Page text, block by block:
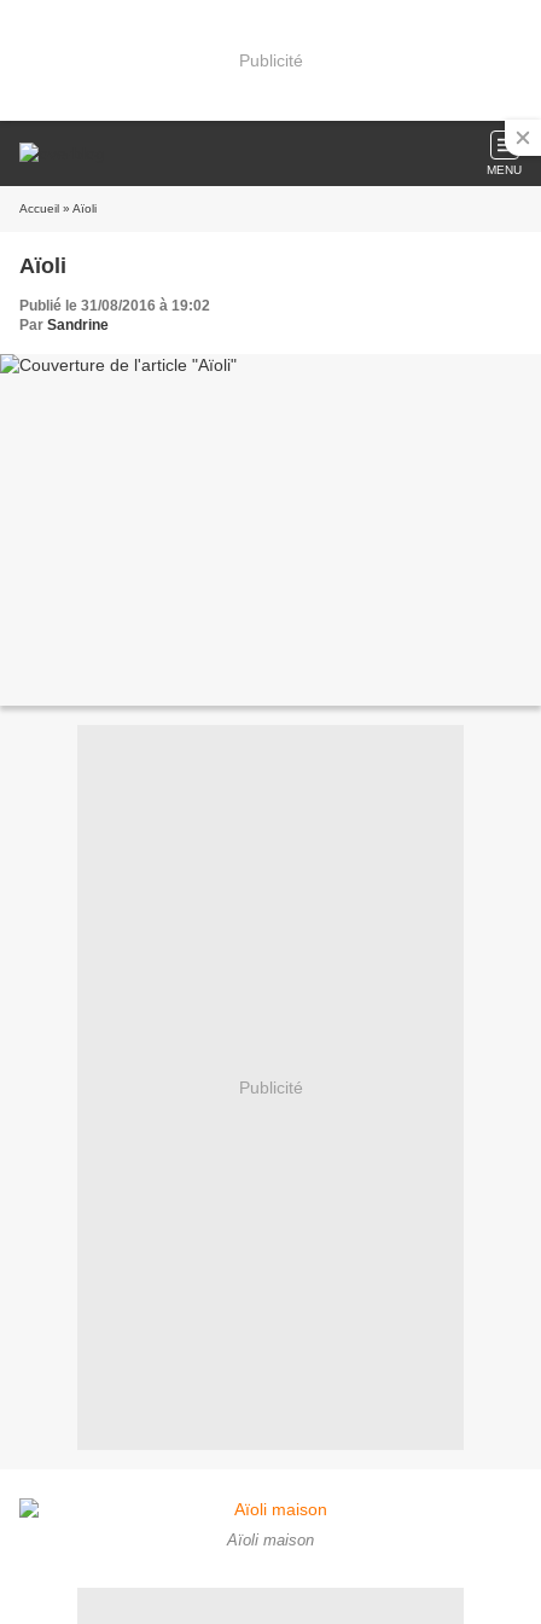
Publicité
MENU
Accueil » Aïoli
Aïoli
Publié le 31/08/2016 à 19:02
Par Sandrine
Publicité
Aïoli maison